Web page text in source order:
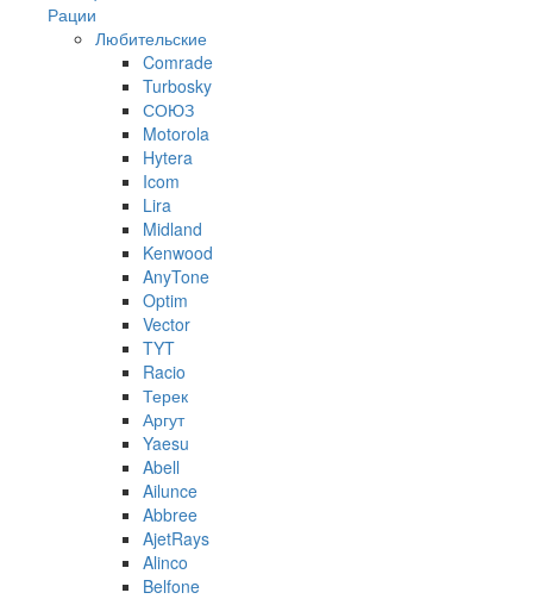
Рации
Любительские
Comrade
Turbosky
СОЮЗ
Motorola
Hytera
Icom
Lira
Midland
Kenwood
AnyTone
Optim
Vector
TYT
Racio
Терек
Аргут
Yaesu
Abell
Ailunce
Abbree
AjetRays
Alinco
Belfone